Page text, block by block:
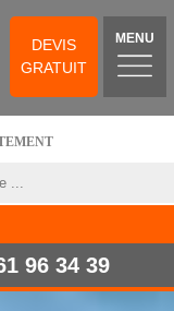
DEVIS
GRATUIT
MENU
96 34 39